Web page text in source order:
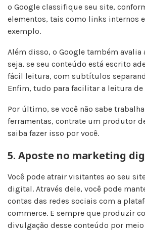
o Google classifique seu site,
elementos, tais como links internos
exemplo.
Além disso, o Google também
seja, se seu conteúdo está escrito
fácil leitura, com subtítulos
Enfim, tudo para facilitar a leitura de
Por último, se você não sabe
ferramentas, contrate um produtor
saiba fazer isso por você.
5. Aposte no marketing
Você pode atrair visitantes ao seu
digital. Através dele, você pode
contas das redes sociais com a
commerce. E sempre que produzir
divulgação desse conteúdo por